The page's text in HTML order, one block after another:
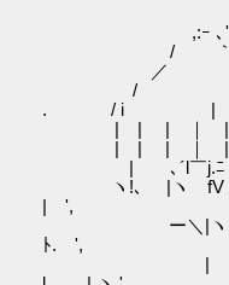
_.､-'
,:ｰ ､'´ /
/ ｀ヽ､/
／ |
/ .ト
. / i | lﾆ'＾
| | | ｜ | l |
| | | ｜ | | ｣
| ､´l￣j.ﾆト ´
ヽ!､ |ヽゝ
| ',
ー＼|
ﾄ. ',
| ',